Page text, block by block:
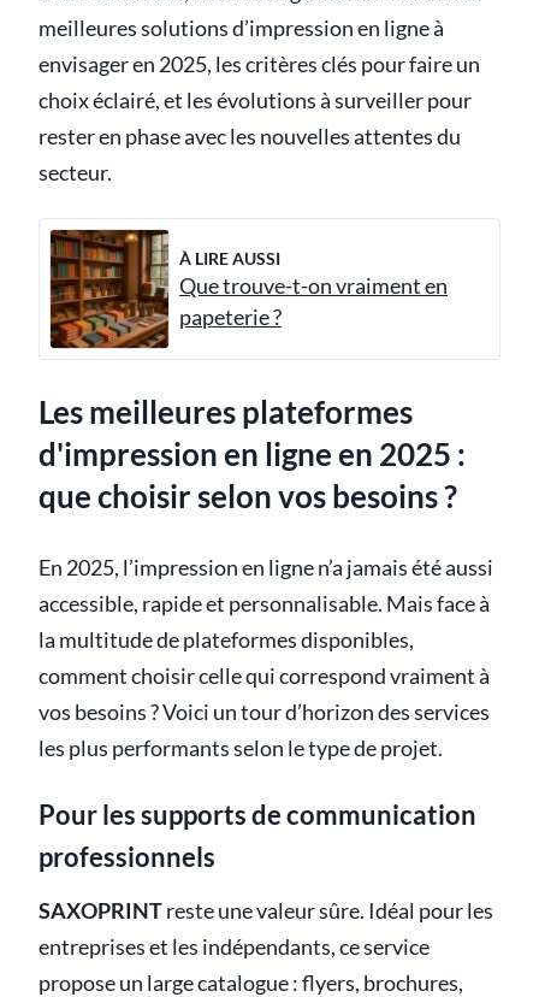
meilleures solutions d’impression en ligne à
envisager en 2025, les critères clés pour faire un
choix éclairé, et les évolutions à surveiller pour
rester en phase avec les nouvelles attentes du
secteur.
À LIRE AUSSI
Que trouve-t-on vraiment en
papeterie ?
Les meilleures plateformes
d'impression en ligne en 2025 :
que choisir selon vos besoins ?
En 2025, l’impression en ligne n’a jamais été aussi
accessible, rapide et personnalisable. Mais face à
la multitude de plateformes disponibles,
comment choisir celle qui correspond vraiment à
vos besoins ? Voici un tour d’horizon des services
les plus performants selon le type de projet.
Pour les supports de communication
professionnels
SAXOPRINTreste une valeur sûre. Idéal pour les
entreprises et les indépendants, ce service
propose un large catalogue : flyers, brochures,